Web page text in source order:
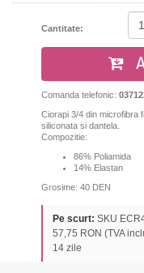
Cantitate:
Comanda telefonic:
Ciorapi 3/4 din microfibra
siliconata si dantela.
Compozitie:
86% Poliamida
14% Elastan
Grosime: 40 DEN
Pe scurt: SKU
57,75 RON (TVA
14 zile